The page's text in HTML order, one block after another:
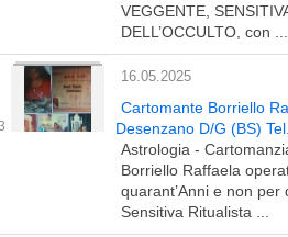
VEGGENTE,
DELL’OCCULTO, con ...
16.05.2025
Cartomante Borriello
Desenzano D/G (BS)
Astrologia -
Borriello Raffaela
quarant’Anni e non
Sensitiva Ritualista ...